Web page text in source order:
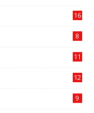
16
8
11
12
9